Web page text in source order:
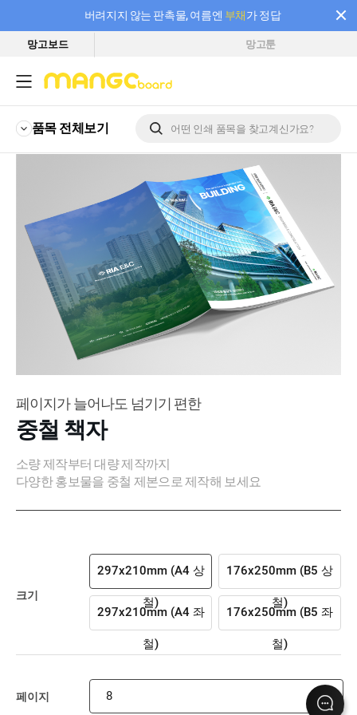
버려지지 않는 판촉물, 여름엔 부채가 정답
필요한 만큼 충전하고 끊김 없이 작업하세요! 새로워진 AI 부스터 요금제
망고보드 망고툰
품목 전체 보기
페이지가 늘어나도 넘기기 편한
중철 책자
소량 제작부터 대량 제작까지
다양한 홍보물을 중철 제본으로 제작해 보세요
크기
297x210mm (A4 상
철)
176x250mm (B5 상
철)
297x210mm (A4 좌
철)
176x250mm (B5 좌
철)
페이지 8